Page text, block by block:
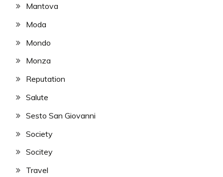
Mantova
Moda
Mondo
Monza
Reputation
Salute
Sesto San Giovanni
Society
Socitey
Travel